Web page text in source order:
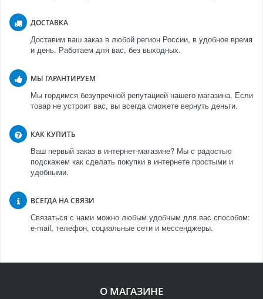
ДОСТАВКА
Доставим ваш заказ в любой регион России, в удобное время
и день. Работаем для вас, без выходных.
МЫ ГАРАНТИРУЕМ
Мы гордимся безупречной репутацией нашего магазина. Если
товар не устроит вас, вы всегда сможете вернуть деньги.
КАК КУПИТЬ
Ваш первый заказ в интернет-магазине? Мы с радостью
подскажем как сделать покупки в интернете простыми и
удобными.
ВСЕГДА НА СВЯЗИ
Связаться с нами можно любым удобным для вас способом:
e-mail, телефон, социальные сети и мессенджеры.
О МАГАЗИНЕ